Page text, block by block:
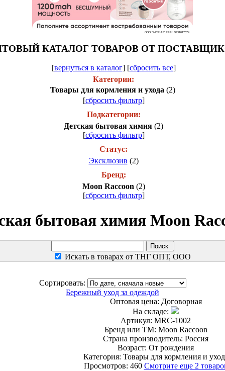
ООО "АРТИАЛ" ИНН: 9731017574
КАТАЛОГ ТОВАРОВ ОТ
[вернуться в каталог] [сбросить все]
Категории:
Товары для кормления и ухода (2)
[сбросить фильтр]
Подкатегории:
Детская бытовая химия (2)
[сбросить фильтр]
Статус:
Эксклюзив (2)
Бренд:
Moon Raccoon (2)
[сбросить фильтр]
бытовая химия Moon
Искать в товарах от ТНГ ОПТ, ООО
Сортировать:
Бережный уход за одеждой
Оптовая цена: Договорная
На складе:
Артикул: MRC-1002
Бренд или ТМ: Moon Raccoon
Страна производитель: Россия
Возраст: От рождения
Категория: Товары для кормления и
Просмотров: 460 Смотрите еще 2